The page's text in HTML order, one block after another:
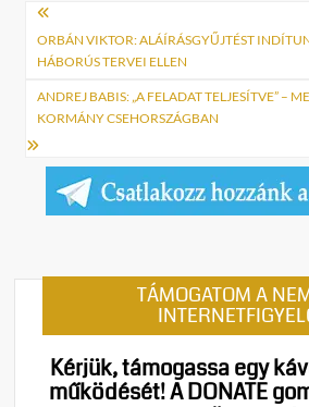
Bejegyzés
navigáció
ORBÁN VIKTOR: ALÁÍRÁSGYŰJTÉST
HÁBORÚS TERVEI ELLEN
ANDREJ BABIS: „A FELADAT TELJESÍTVE” –
KORMÁNY CSEHORSZÁGBAN
TÁMOGATOM A
Kérjük, támogassa egy
működését!A DONATE